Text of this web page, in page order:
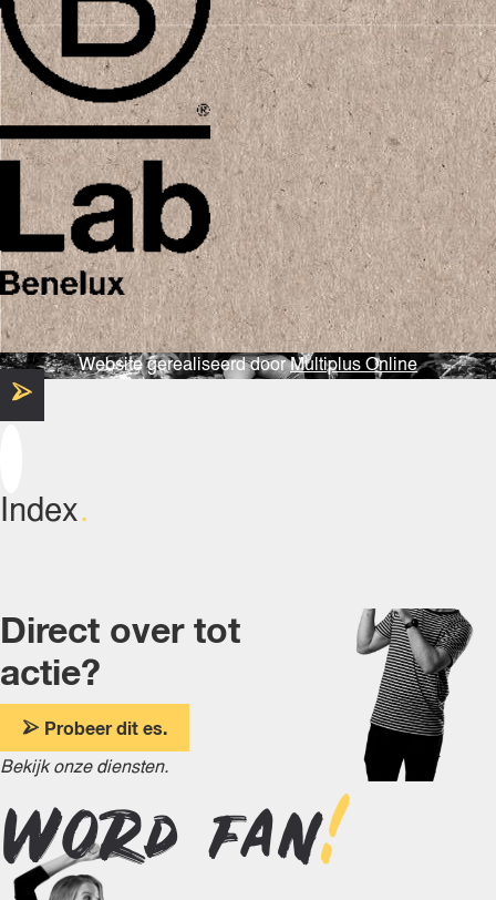
Website gerealiseerd doorMultiplus Online
Index
Direct over tot
actie?
Probeer dit es.
Bekijk onze diensten.
Word fan!